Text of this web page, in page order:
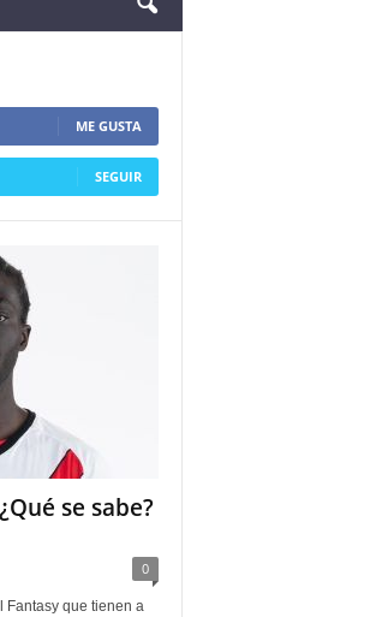
ME GUSTA
SEGUIR
se sabe?
0
Fantasy que tienen a